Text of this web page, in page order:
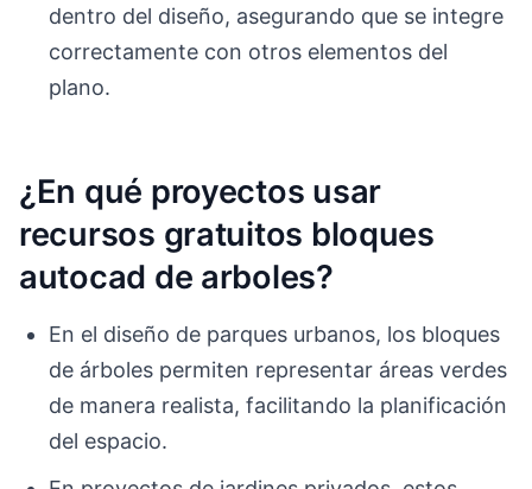
dentro del diseño, asegurando que se integre
correctamente con otros elementos del
plano.
¿En qué proyectos usar
recursos gratuitos bloques
autocad de arboles?
En el diseño de parques urbanos, los bloques
de árboles permiten representar áreas verdes
de manera realista, facilitando la planificación
del espacio.